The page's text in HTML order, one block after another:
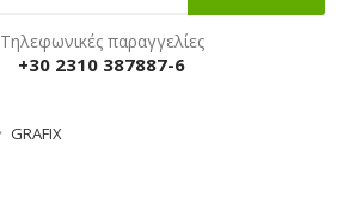
Τηλεφωνικές παραγγελίες
+30 2310 387887-6
GRAFIX